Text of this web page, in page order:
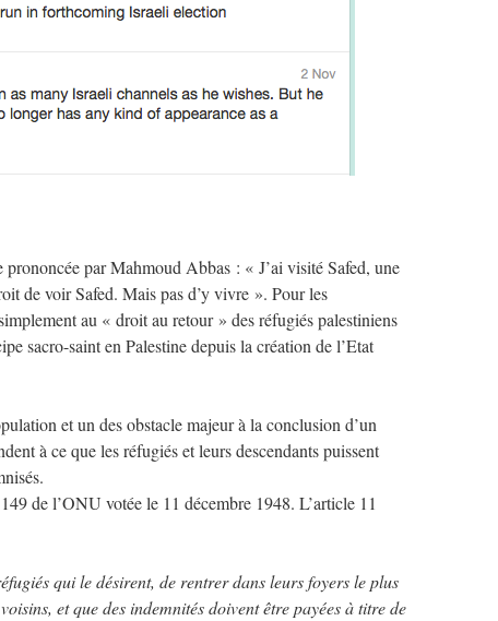
par Mahmoud Abbas : « J’ai visité Safed, une
de voir Safed. Mais pas d’y vivre ». Pour les
au « droit au retour » des réfugiés palestiniens
sacro-saint en Palestine depuis la création de l’Etat
et un des obstacle majeur à la conclusion d’un
à ce que les réfugiés et leurs descendants puissent
de l’ONU votée le 11 décembre 1948. L’article 11
qui le désirent, de rentrer dans leurs foyers le plus
et que des indemnités doivent être payées à titre de